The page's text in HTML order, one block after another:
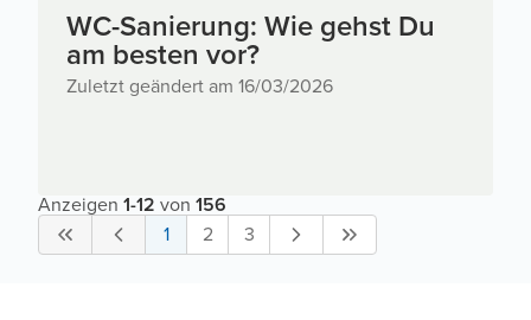
WC-Sanierung: Wie gehst Du
am besten vor?
Zuletzt geändert am 16/03/2026
Anzeigen 1-12 von 156
1
2 3